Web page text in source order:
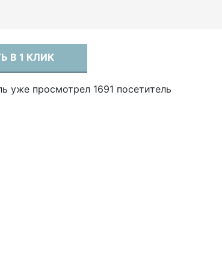
В 1 КЛИК
уже просмотрел 1691 посетитель